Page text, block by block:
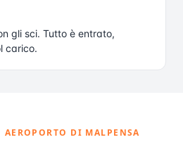
gli sci. Tutto è entrato,
carico.
DI MALPENSA